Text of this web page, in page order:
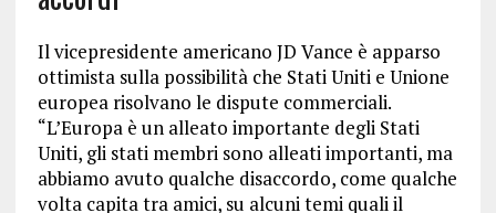
Il vicepresidente americano JD Vance è apparso
ottimista sulla possibilità che Stati Uniti e Unione
europea risolvano le dispute commerciali.
“L’Europa è un alleato importante degli Stati
Uniti, gli stati membri sono alleati importanti, ma
abbiamo avuto qualche disaccordo, come qualche
volta capita tra amici, su alcuni temi quali il